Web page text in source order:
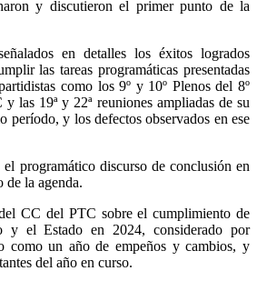
y discutieron el primer punto de la
en detalles los éxitos logrados
las tareas programáticas presentadas
como los 9º y 10º Plenos del 8º
las 19ª y 22ª reuniones ampliadas de su
período, y los defectos observados en ese
programático discurso de conclusión en
de la agenda.
CC del PTC sobre el cumplimiento de
y el Estado en 2024, considerado por
como un año de empeños y cambios, y
del año en curso.